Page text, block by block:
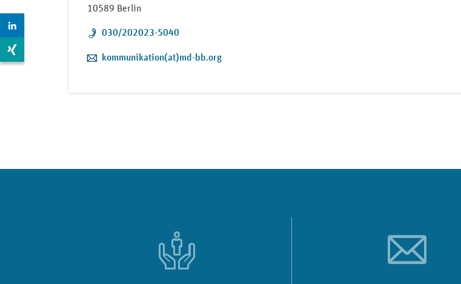
10589 Berlin
Telefon:
030/202023-5040
E-Mail:
kommunikation(at)md-bb.org